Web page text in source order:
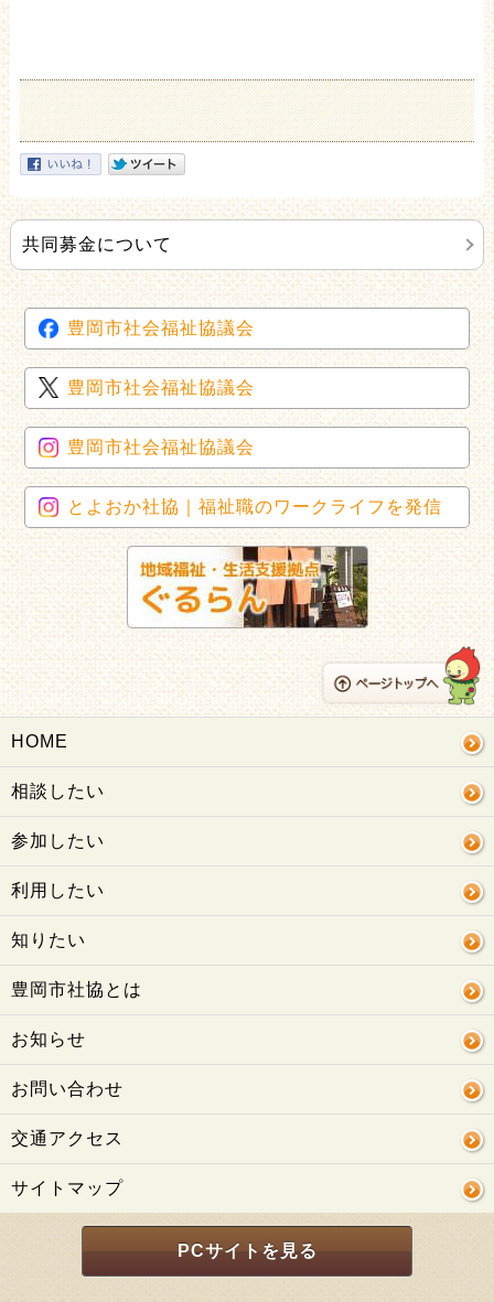
共同募金について
豊岡市社会福祉協議会
豊岡市社会福祉協議会
豊岡市社会福祉協議会
とよおか社協｜福祉職のワークライフを発信
HOME
相談したい
参加したい
利用したい
知りたい
豊岡市社協とは
お知らせ
お問い合わせ
交通アクセス
サイトマップ
PCサイトを見る